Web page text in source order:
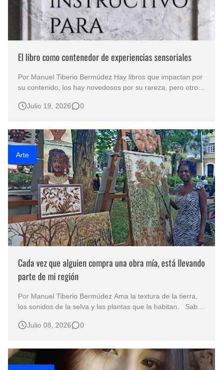
El libro como contenedor de experiencias sensoriales
Por Manuel Tiberio Bermúdez Hay libros que impactan por
su contenido, los hay novedosos por su rareza, pero otros
especial con la que nos sorprenden. Tal el caso de
Crown. No es…
Julio 19, 2026 0
Arte
Cada vez que alguien compra una obra mía, está llevando
parte de mi región
Por Manuel Tiberio Bermúdez Ama la textura de la tierra,
los sonidos de la selva y las plantas que la habitan. Sabe
sus obras con los elementos que tiene a mano. No le
químico…
Julio 08, 2026 0